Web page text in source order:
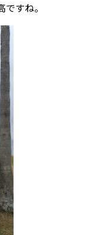
すね。